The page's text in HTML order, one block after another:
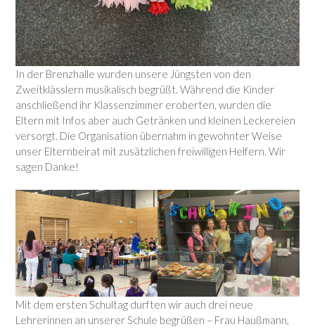
In der Brenzhalle wurden unsere Jüngsten von den
Zweitklässlern musikalisch begrüßt. Während die Kinder
anschließend ihr Klassenzimmer eroberten, wurden die
Eltern mit Infos aber auch Getränken und kleinen Leckereien
versorgt. Die Organisation übernahm in gewohnter Weise
unser Elternbeirat mit zusätzlichen freiwilligen Helfern. Wir
sagen Danke!
Mit dem ersten Schultag durften wir auch drei neue
Lehrerinnen an unserer Schule begrüßen – Frau Haußmann,